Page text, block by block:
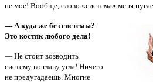
не мое! Вообще, слово «система» меня
— А куда же без системы?
Это костяк любого дела!
— Не стоит возводить
систему во главу угла! Ничего
не предугадаешь. Многие